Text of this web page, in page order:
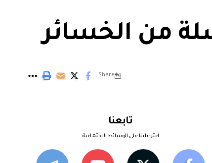
من الخسائر
Share
تابعنا
اعثر علينا على الوسائط الاجتماعية